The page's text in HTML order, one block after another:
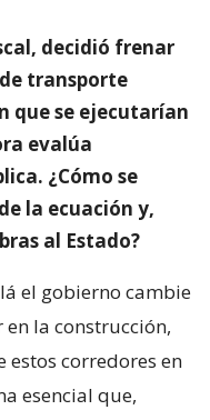
decidió frenar
transporte
que se ejecutarían
evalúa
¿Cómo se
la ecuación y,
al Estado?
el gobierno cambie
la construcción,
corredores en
esencial que,